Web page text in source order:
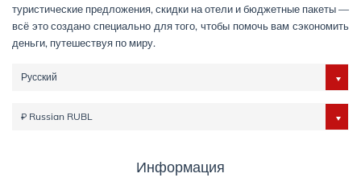
туристические предложения, скидки на отели и бюджетные пакеты —
всё это создано специально для того, чтобы помочь вам сэкономить
деньги, путешествуя по миру.
Русский
₽ Russian RUBL
Информация